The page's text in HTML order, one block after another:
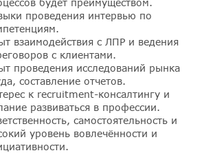
проведения интервью по
взаимодействия с ЛПР и ведения
с клиентами.
проведения исследований рынка
составление отчетов.
к recruitment-консалтингу и
развиваться в профессии.
самостоятельность и
уровень вовлечённости и